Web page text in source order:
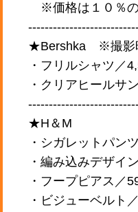
※価格は１０％の
★Bershka ※撮影
・フリルシャツ／
・クリアヒールサ
★H＆M
・シガレットパン
・編み込みデザイ
・フープピアス／
・ビジューベルト